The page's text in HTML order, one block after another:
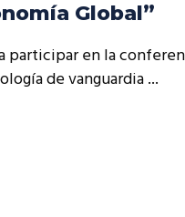
Global”
participar en la
de vanguardia